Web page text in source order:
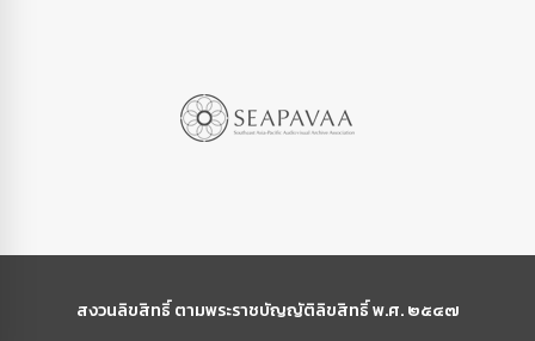
สงวนลิขสิทธิ์ ตามพระราชบัญญัติลิขสิทธิ์ พ.ศ. ๒๕๔๗